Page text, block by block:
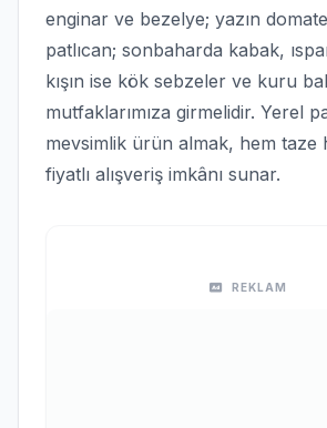
enginar ve bezelye; yazın
patlıcan; sonbaharda kabak,
kışın ise kök sebzeler ve kuru
mutfaklarımıza girmelidir. Yerel
mevsimlik ürün almak, hem taze
fiyatlı alışveriş imkânı sunar.
REKLAM